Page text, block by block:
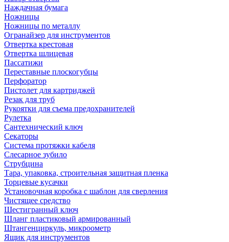
Наждачная бумага
Ножницы
Ножницы по металлу
Огранайзер для инструментов
Отвертка крестовая
Отвертка шлицевая
Пассатижи
Переставные плоскогубцы
Перфоратор
Пистолет для картриджей
Резак для труб
Рукоятки для съема предохранителей
Рулетка
Сантехнический ключ
Секаторы
Система протяжки кабеля
Слесарное зубило
Струбцина
Тара, упаковка, строительная защитная пленка
Торцевые кусачки
Установочная коробка с шаблон для сверления
Чистящее средство
Шестигранный ключ
Шланг пластиковый армированный
Штангенциркуль, микроометр
Ящик для инструментов